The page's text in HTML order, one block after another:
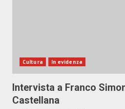
Cultura In evidenza
Intervista a Franco
Castellana